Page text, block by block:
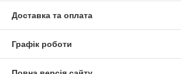
Доставка та оплата
Графік роботи